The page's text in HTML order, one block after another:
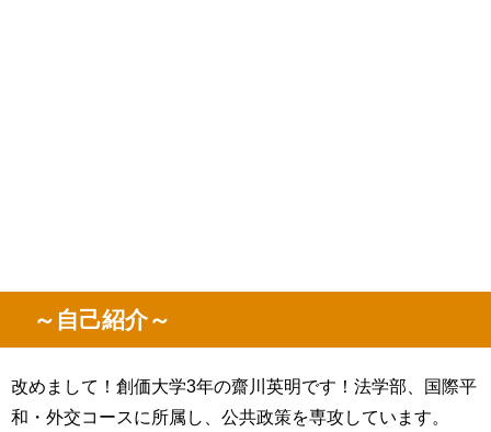
～自己紹介～
改めまして！創価大学3年の齋川英明です！法学部、国際平
和・外交コースに所属し、公共政策を専攻しています。